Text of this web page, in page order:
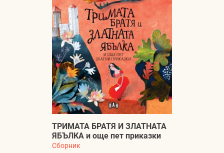
ТРИМАТА БРАТЯ И ЗЛАТНАТА
ЯБЪЛКА и още пет приказки
Сборник